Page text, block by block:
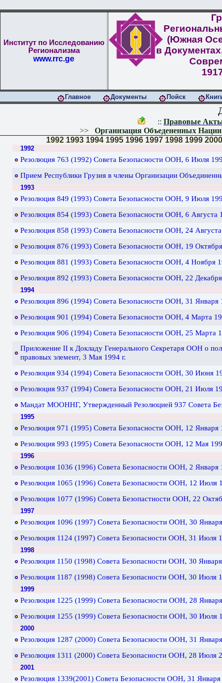
Институт по Исследованию
Регионализма
www.rrc.ge
(Южная
в
Главное Документы Пойск
:: Правовые
>> Организация Объедененных
1992 1993 1994 1995 1996 1997 1998 1999 2000
1992
Резолюция 763 (1992) Cовета Безопасности ООН, 6 Июля
Прием Республики Грузия в члены Организации
1993
Резолюция 849 (1993) Cовета Безопасности ООН, 9 Июля
Резолюция 854 (1993) Cовета Безопасности ООН, 6 Августа
Резолюция 858 (1993) Cовета Безопасности ООН, 24 Августа
Резолюция 876 (1993) Cовета Безопасности ООН, 19
Резолюция 881 (1993) Cовета Безопасности ООН, 4 Ноября
Резолюция 892 (1993) Cовета Безопасности ООН, 22
1994
Резолюция 896 (1994) Cовета Безопасности ООН, 31 Января
Резолюция 901 (1994) Cовета Безопасности ООН, 4 Марта
Резолюция 906 (1994) Cовета Безопасности ООН, 25 Марта
Приложение II к Докладу Генерального Секретаря ООН о
правовых элемент, 3 Мая 1994 г.
Резолюция 934 (1994) Cовета Безопасности ООН, 30 Июня
Резолюция 937 (1994) Cовета Безопасности ООН, 21 Июля
Мандат МООННГ, Утвержденный Резолюцией 937 Совета
1995
Резолюция 971 (1995) Cовета Безопасности ООН, 12 Января
Резолюция 993 (1995) Cовета Безопасности ООН, 12 Мая
1996
Резолюция 1036 (1996) Cовета Безопасности ООН, 2 Января
Резолюция 1065 (1996) Cовета Безопасности ООН, 12 Июля
Резолюция 1077 (1996) Совета Безопастности ООН, 22
1997
Резолюция 1096 (1997) Cовета Безопасности ООН, 30
Резолюция 1124 (1997) Cовета Безопасности ООН, 31 Июля
1998
Резолюция 1150 (1998) Cовета Безопасности ООН, 30
Резолюция 1187 (1998) Cовета Безопасности ООН, 30 Июля
1999
Резолюция 1225 (1999) Cовета Безопасности ООН, 28
Резолюция 1255 (1999) Cовета Безопасности ООН, 30 Июля
2000
Резолюция 1287 (2000) Совета Безопасности ООН, 31
Резолюция 1311 (2000) Совета Безопасности ООН, 28 Июля
2001
Резолюция 1339(2001) Cовета Безопасности ООН, 31 Января